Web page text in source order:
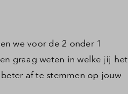
we voor de 2 onder 1
graag weten in welke jij het
af te stemmen op jouw